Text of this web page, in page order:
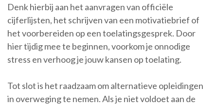
Denk hierbij aan het aanvragen van officiële
cijferlijsten, het schrijven van een motivatiebrief of
het voorbereiden op een toelatingsgesprek. Door
hier tijdig mee te beginnen, voorkom je onnodige
stress en verhoog je jouw kansen op toelating.
Tot slot is het raadzaam om alternatieve opleidingen
in overweging te nemen. Als je niet voldoet aan de